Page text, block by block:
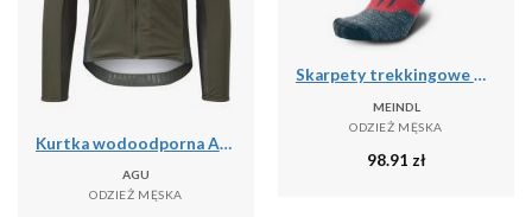
Kurtka wodoodporna Agu Polartec Alpha Performance
AGU
ODZIEŻ MĘSKA
Skarpety trekkingowe męskie Meindl MT6 Lady z wełną Merino
MEINDL
ODZIEŻ MĘSKA
98.91 zł